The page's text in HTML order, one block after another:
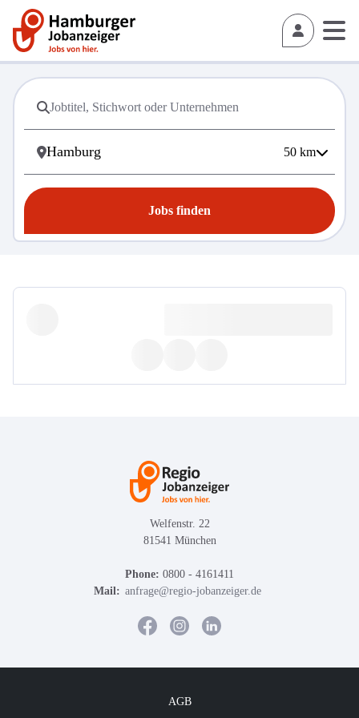
50 km
Jobs finden
Welfenstr. 22
81541 München
Phone: 0800 - 4161411
Mail: anfrage@regio-jobanzeiger.de
AGB